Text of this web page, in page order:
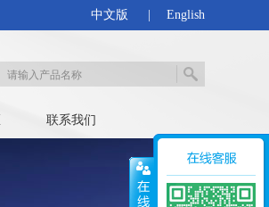
中文版 English
联系我们